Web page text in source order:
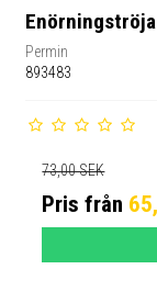
Permin
893483
73,00 SEK
Pris från